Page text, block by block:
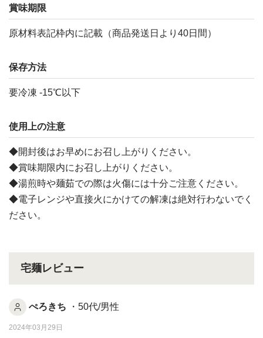
賞味期限
原材料表記枠内に記載（商品発送日より40日間）
保存方法
要冷凍 -15℃以下
使用上の注意
◆開封後はお早めにお召し上がりください。
◆賞味期限内にお召し上がりください。
◆湯煎時や麺茹での際は火傷には十分ご注意ください。
◆電子レンジや直接火にかけての解凍は絶対行わないでく
ださい。
宅麺レビュー
ぺろきち ・50代/男性
2024年03月29日